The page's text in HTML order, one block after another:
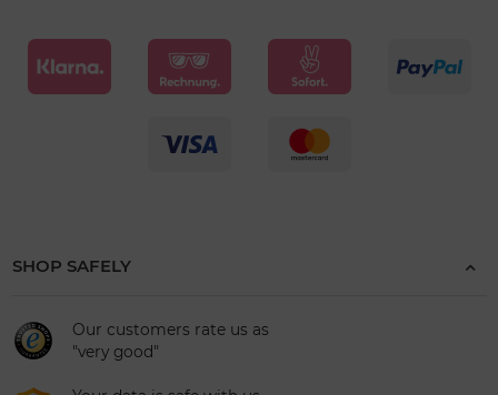
SHOP SAFELY
Our customers rate us as
"very good"